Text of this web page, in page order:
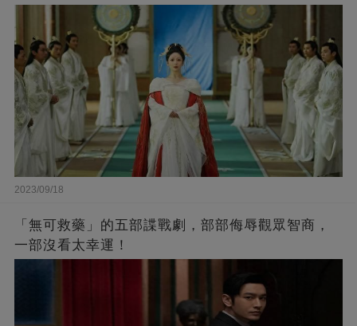
2023/09/18
「無可救藥」的五部諜戰劇，部部侮辱觀眾智商，
一部沒看太幸運！